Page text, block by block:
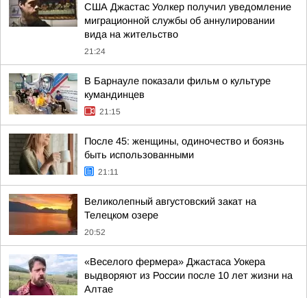
США Джастас Уолкер получил уведомление
миграционной службы об аннулировании
вида на жительство
21:24
В Барнауле показали фильм о культуре
кумандинцев
21:15
После 45: женщины, одиночество и боязнь
быть использованными
21:11
Великолепный августовский закат на
Телецком озере
20:52
«Веселого фермера» Джастаса Уокера
выдворяют из России после 10 лет жизни на
Алтае